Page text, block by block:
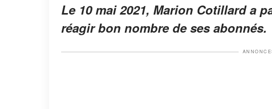
Le 10 mai 2021, Marion Cotillard a
réagir bon nombre de ses abonnés.